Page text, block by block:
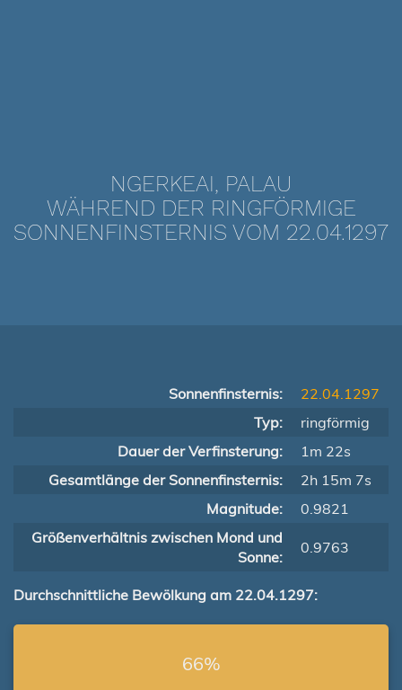
NGERKEAI, PALAU
WÄHREND DER RINGFÖRMIGE
SONNENFINSTERNIS VOM 22.04.1297
Sonnenfinsternis:
22.04.1297
Typ:
ringförmig
Dauer der Verfinsterung:
1m 22s
Gesamtlänge der Sonnenfinsternis:
2h 15m 7s
Magnitude:
0.9821
Größenverhältnis zwischen Mond und
Sonne:
0.9763
Durchschnittliche Bewölkung am 22.04.1297:
66%